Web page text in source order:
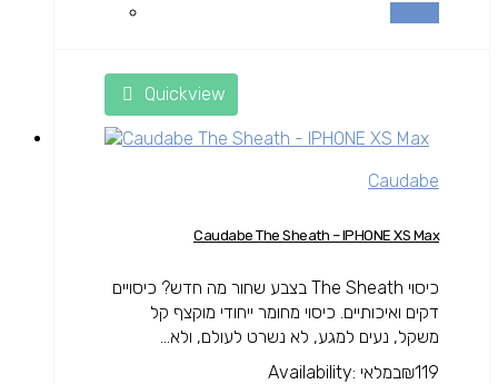
Quickview
Caudabe
Caudabe The Sheath – IPHONE XS Max
כיסוי The Sheath בצבע שחור מה חדש? כיסויים
דקים ואיכותיים. כיסוי מחומר ייחודי מוקצף קל
משקל, נעים למגע, לא נשרט לעולם, ולא...
₪119
Availability: במלאי